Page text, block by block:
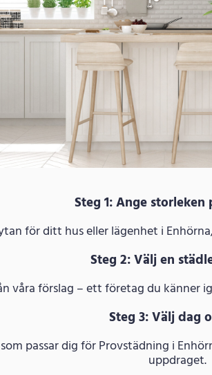
Steg 1: Ange
för ditt hus eller lägenhet i
Steg 2: Välj en
våra förslag – ett företag du känner
Steg 3: Välj dag
passar dig för Provstädning i
uppdraget.